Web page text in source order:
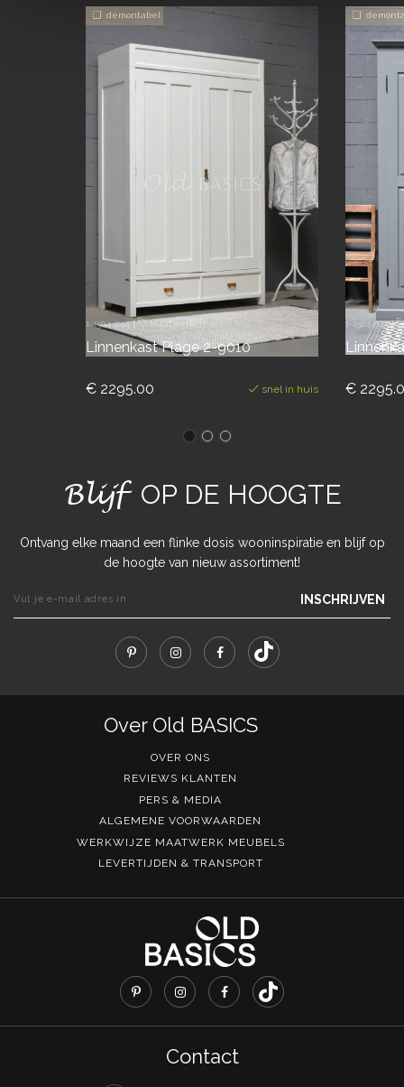
demontabel
1-1504-044| Maatwerk
Linnenkast Plage 2-9010
€ 2295.00 snel in huis
1-1504-045|
€
Blijf OP DE HOOGTE
Ontvang elke maand een flinke dosis wooninspiratie en blijf op
de hoogte van nieuw assortiment!
INSCHRIJVEN
Over Old BASICS
OVER ONS
REVIEWS KLANTEN
PERS & MEDIA
ALGEMENE VOORWAARDEN
WERKWIJZE MAATWERK MEUBELS
LEVERTIJDEN & TRANSPORT
Contact